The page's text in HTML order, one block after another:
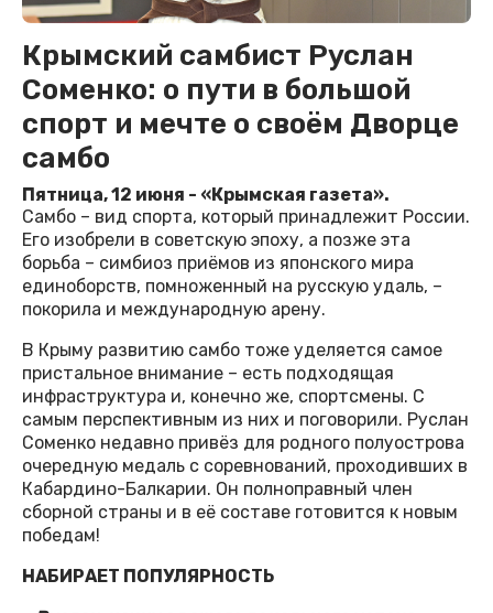
Крымский самбист Руслан
Соменко: о пути в большой
спорт и мечте о своём Дворце
самбо
Пятница, 12 июня - «Крымская газета».
Самбо – вид спорта, который принадлежит России.
Его изобрели в советскую эпоху, а позже эта
борьба – симбиоз приёмов из японского мира
единоборств, помноженный на русскую удаль, –
покорила и международную арену.
В Крыму развитию самбо тоже уделяется самое
пристальное внимание – есть подходящая
инфраструктура и, конечно же, спортсмены. С
самым перспективным из них и поговорили. Руслан
Соменко недавно привёз для родного полуострова
очередную медаль с соревнований, проходивших в
Кабардино-Балкарии. Он полноправный член
сборной страны и в её составе готовится к новым
победам!
НАБИРАЕТ ПОПУЛЯРНОСТЬ